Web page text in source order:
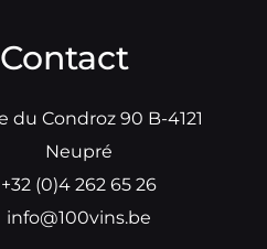
Contact
du Condroz 90 B-4121
Neupré
+32 (0)4 262 65 26
info@100vins.be